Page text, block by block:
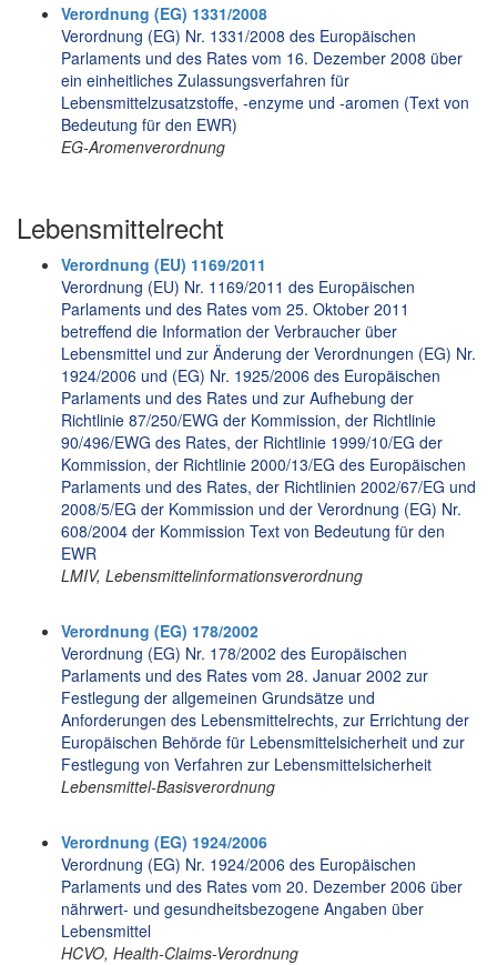
Verordnung (EG) 1331/2008
Verordnung (EG) Nr. 1331/2008 des Europäischen
Parlaments und des Rates vom 16. Dezember 2008 über
ein einheitliches Zulassungsverfahren für
Lebensmittelzusatzstoffe, -enzyme und -aromen (Text von
Bedeutung für den EWR)
EG-Aromenverordnung
Lebensmittelrecht
Verordnung (EU) 1169/2011
Verordnung (EU) Nr. 1169/2011 des Europäischen
Parlaments und des Rates vom 25. Oktober 2011
betreffend die Information der Verbraucher über
Lebensmittel und zur Änderung der Verordnungen (EG) Nr.
1924/2006 und (EG) Nr. 1925/2006 des Europäischen
Parlaments und des Rates und zur Aufhebung der
Richtlinie 87/250/EWG der Kommission, der Richtlinie
90/496/EWG des Rates, der Richtlinie 1999/10/EG der
Kommission, der Richtlinie 2000/13/EG des Europäischen
Parlaments und des Rates, der Richtlinien 2002/67/EG und
2008/5/EG der Kommission und der Verordnung (EG) Nr.
608/2004 der Kommission Text von Bedeutung für den
EWR
LMIV, Lebensmittelinformationsverordnung
Verordnung (EG) 178/2002
Verordnung (EG) Nr. 178/2002 des Europäischen
Parlaments und des Rates vom 28. Januar 2002 zur
Festlegung der allgemeinen Grundsätze und
Anforderungen des Lebensmittelrechts, zur Errichtung der
Europäischen Behörde für Lebensmittelsicherheit und zur
Festlegung von Verfahren zur Lebensmittelsicherheit
Lebensmittel-Basisverordnung
Verordnung (EG) 1924/2006
Verordnung (EG) Nr. 1924/2006 des Europäischen
Parlaments und des Rates vom 20. Dezember 2006 über
nährwert- und gesundheitsbezogene Angaben über
Lebensmittel
HCVO, Health-Claims-Verordnung